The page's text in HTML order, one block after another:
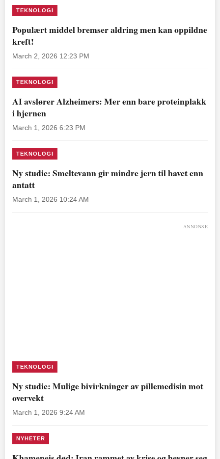
TEKNOLOGI
Populært middel bremser aldring men kan oppildne
kreft!
March 2, 2026 12:23 PM
TEKNOLOGI
AI avslører Alzheimers: Mer enn bare proteinplakk
i hjernen
March 1, 2026 6:23 PM
TEKNOLOGI
Ny studie: Smeltevann gir mindre jern til havet enn
antatt
March 1, 2026 10:24 AM
ANNONSE
TEKNOLOGI
Ny studie: Mulige bivirkninger av pillemedisin mot
overvekt
March 1, 2026 9:24 AM
NYHETER